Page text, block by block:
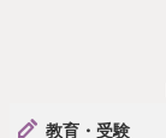
教育・受験